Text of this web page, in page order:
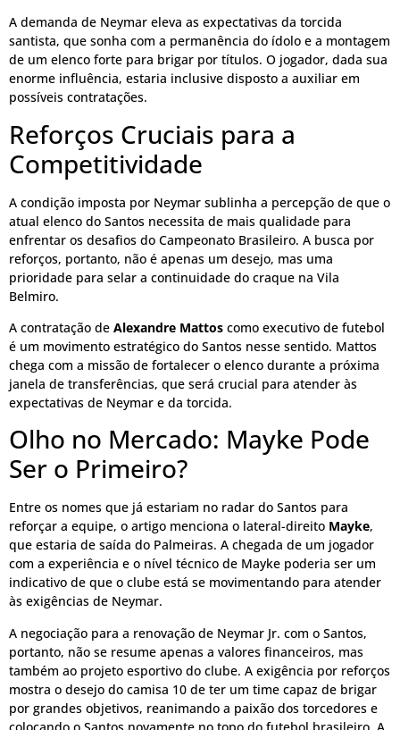
A demanda de Neymar eleva as expectativas da torcida
santista, que sonha com a permanência do ídolo e a montagem
de um elenco forte para brigar por títulos. O jogador, dada sua
enorme influência, estaria inclusive disposto a auxiliar em
possíveis contratações.
Reforços Cruciais para a
Competitividade
A condição imposta por Neymar sublinha a percepção de que o
atual elenco do Santos necessita de mais qualidade para
enfrentar os desafios do Campeonato Brasileiro. A busca por
reforços, portanto, não é apenas um desejo, mas uma
prioridade para selar a continuidade do craque na Vila
Belmiro.
A contratação de Alexandre Mattos como executivo de futebol
é um movimento estratégico do Santos nesse sentido. Mattos
chega com a missão de fortalecer o elenco durante a próxima
janela de transferências, que será crucial para atender às
expectativas de Neymar e da torcida.
Olho no Mercado: Mayke Pode
Ser o Primeiro?
Entre os nomes que já estariam no radar do Santos para
reforçar a equipe, o artigo menciona o lateral-direito Mayke,
que estaria de saída do Palmeiras. A chegada de um jogador
com a experiência e o nível técnico de Mayke poderia ser um
indicativo de que o clube está se movimentando para atender
às exigências de Neymar.
A negociação para a renovação de Neymar Jr. com o Santos,
portanto, não se resume apenas a valores financeiros, mas
também ao projeto esportivo do clube. A exigência por reforços
mostra o desejo do camisa 10 de ter um time capaz de brigar
por grandes objetivos, reanimando a paixão dos torcedores e